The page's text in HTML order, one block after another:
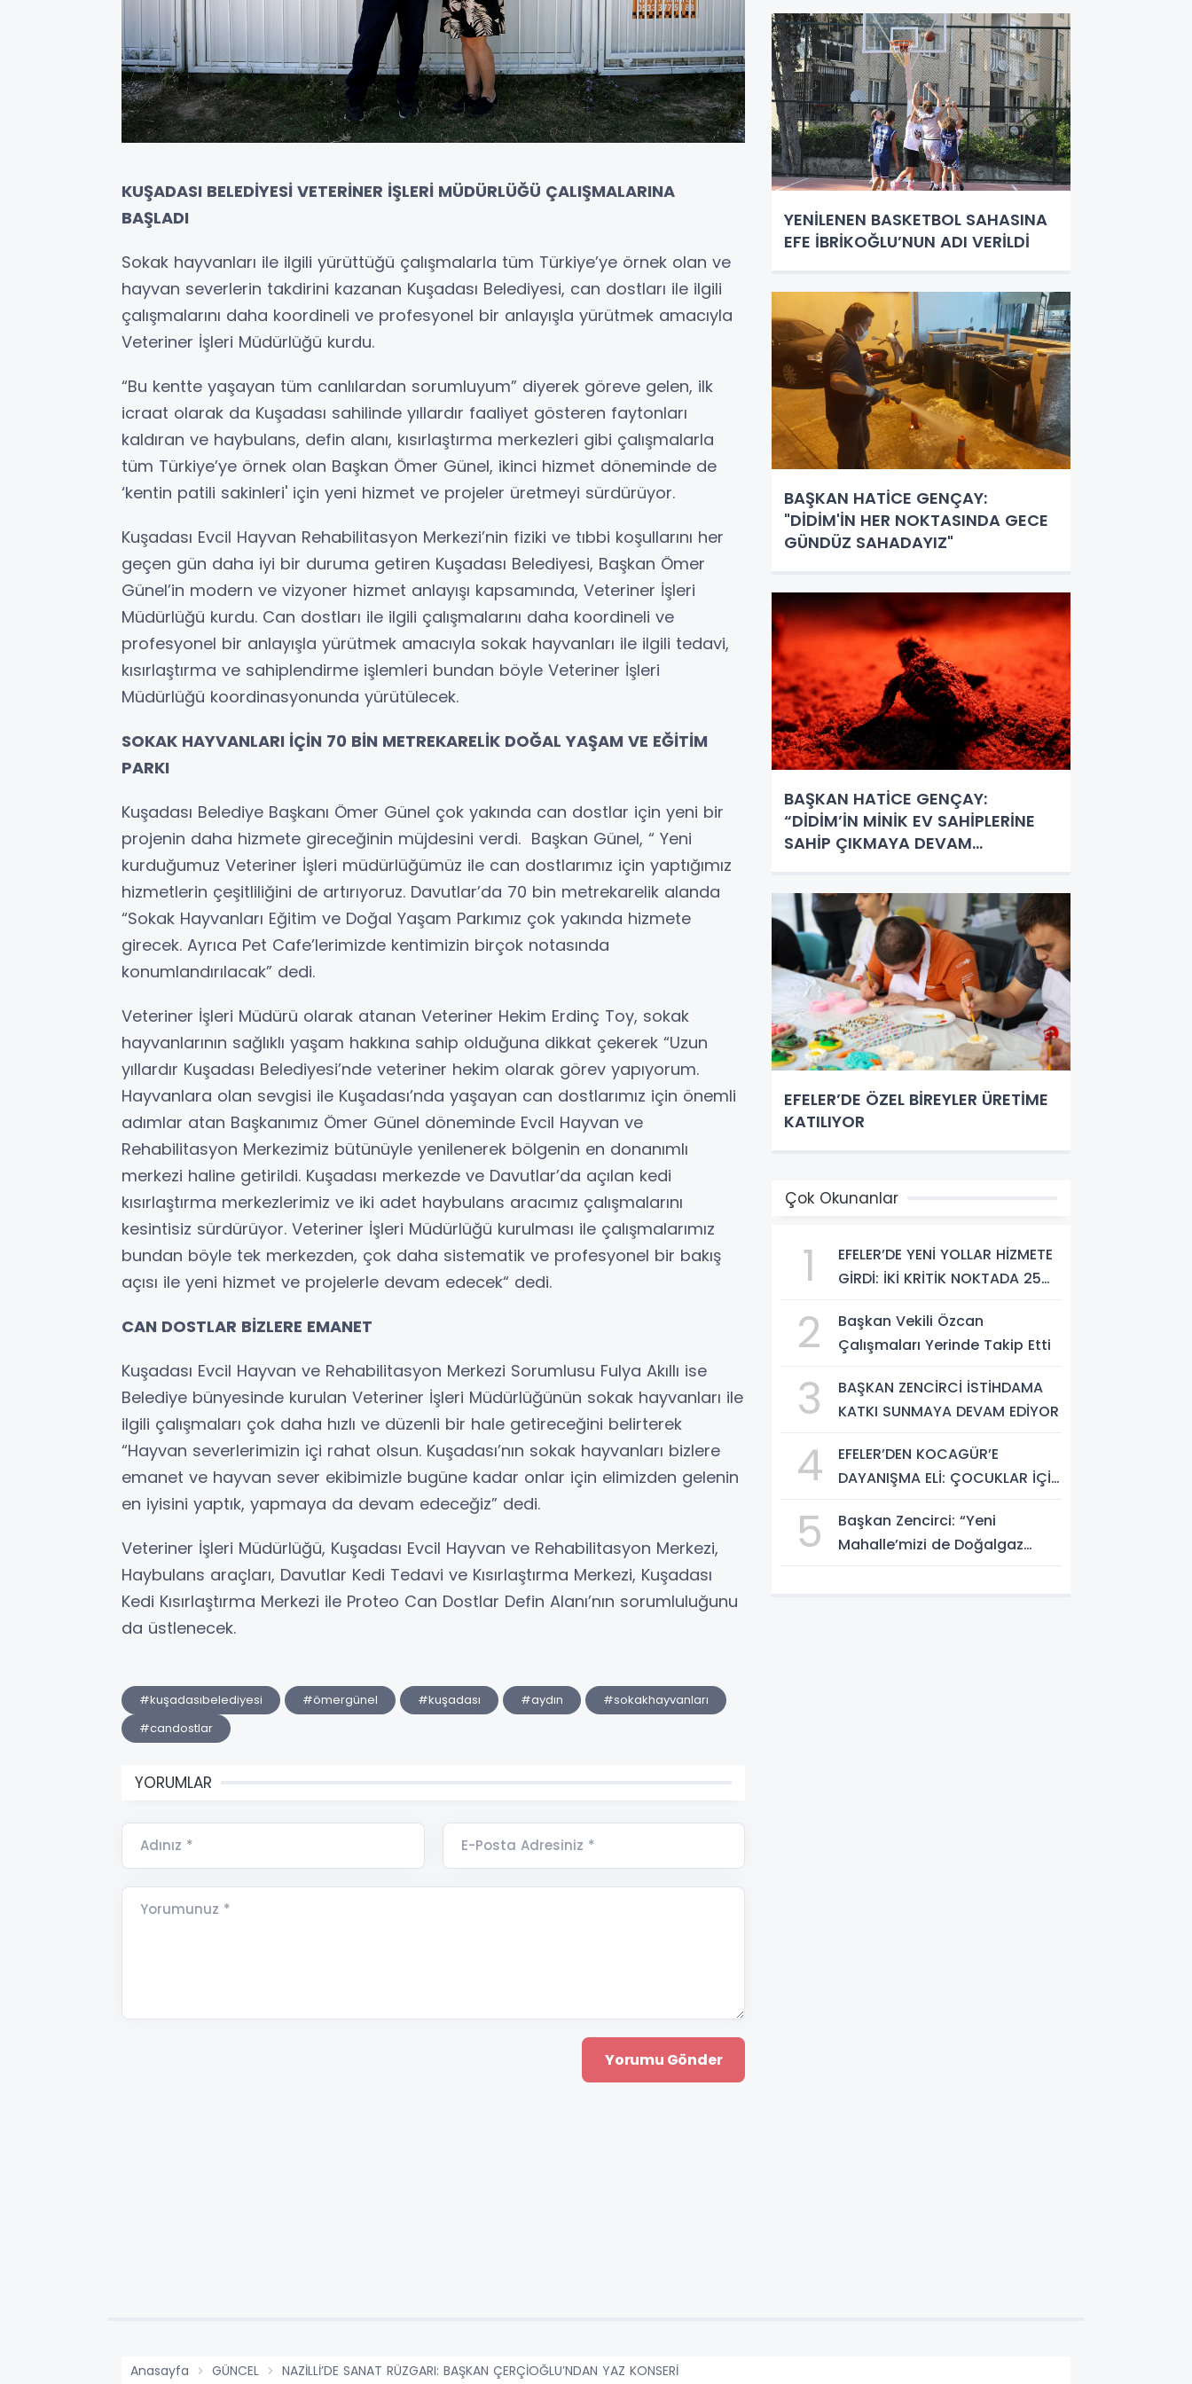
KUŞADASI BELEDİYESİ VETERİNER İŞLERİ MÜDÜRLÜĞÜ ÇALIŞMALARINA
BAŞLADI
Sokak hayvanları ile ilgili yürüttüğü çalışmalarla tüm Türkiye’ye örnek olan ve
hayvan severlerin takdirini kazanan Kuşadası Belediyesi, can dostları ile ilgili
çalışmalarını daha koordineli ve profesyonel bir anlayışla yürütmek amacıyla
Veteriner İşleri Müdürlüğü kurdu.
“Bu kentte yaşayan tüm canlılardan sorumluyum” diyerek göreve gelen, ilk
icraat olarak da Kuşadası sahilinde yıllardır faaliyet gösteren faytonları
kaldıran ve haybulans, defin alanı, kısırlaştırma merkezleri gibi çalışmalarla
tüm Türkiye’ye örnek olan Başkan Ömer Günel, ikinci hizmet döneminde de
‘kentin patili sakinleri' için yeni hizmet ve projeler üretmeyi sürdürüyor.
Kuşadası Evcil Hayvan Rehabilitasyon Merkezi’nin fiziki ve tıbbi koşullarını her
geçen gün daha iyi bir duruma getiren Kuşadası Belediyesi, Başkan Ömer
Günel’in modern ve vizyoner hizmet anlayışı kapsamında, Veteriner İşleri
Müdürlüğü kurdu. Can dostları ile ilgili çalışmalarını daha koordineli ve
profesyonel bir anlayışla yürütmek amacıyla sokak hayvanları ile ilgili tedavi,
kısırlaştırma ve sahiplendirme işlemleri bundan böyle Veteriner İşleri
Müdürlüğü koordinasyonunda yürütülecek.
SOKAK HAYVANLARI İÇİN 70 BİN METREKARELİK DOĞAL YAŞAM VE EĞİTİM
PARKI
Kuşadası Belediye Başkanı Ömer Günel çok yakında can dostlar için yeni bir
projenin daha hizmete gireceğinin müjdesini verdi. Başkan Günel, “ Yeni
kurduğumuz Veteriner İşleri müdürlüğümüz ile can dostlarımız için yaptığımız
hizmetlerin çeşitliliğini de artırıyoruz. Davutlar’da 70 bin metrekarelik alanda
“Sokak Hayvanları Eğitim ve Doğal Yaşam Parkımız çok yakında hizmete
girecek. Ayrıca Pet Cafe’lerimizde kentimizin birçok notasında
konumlandırılacak” dedi.
Veteriner İşleri Müdürü olarak atanan Veteriner Hekim Erdinç Toy, sokak
hayvanlarının sağlıklı yaşam hakkına sahip olduğuna dikkat çekerek “Uzun
yıllardır Kuşadası Belediyesi’nde veteriner hekim olarak görev yapıyorum.
Hayvanlara olan sevgisi ile Kuşadası’nda yaşayan can dostlarımız için önemli
adımlar atan Başkanımız Ömer Günel döneminde Evcil Hayvan ve
Rehabilitasyon Merkezimiz bütünüyle yenilenerek bölgenin en donanımlı
merkezi haline getirildi. Kuşadası merkezde ve Davutlar’da açılan kedi
kısırlaştırma merkezlerimiz ve iki adet haybulans aracımız çalışmalarını
kesintisiz sürdürüyor. Veteriner İşleri Müdürlüğü kurulması ile çalışmalarımız
bundan böyle tek merkezden, çok daha sistematik ve profesyonel bir bakış
açısı ile yeni hizmet ve projelerle devam edecek“ dedi.
CAN DOSTLAR BİZLERE EMANET
Kuşadası Evcil Hayvan ve Rehabilitasyon Merkezi Sorumlusu Fulya Akıllı ise
Belediye bünyesinde kurulan Veteriner İşleri Müdürlüğünün sokak hayvanları ile
ilgili çalışmaları çok daha hızlı ve düzenli bir hale getireceğini belirterek
“Hayvan severlerimizin içi rahat olsun. Kuşadası’nın sokak hayvanları bizlere
emanet ve hayvan sever ekibimizle bugüne kadar onlar için elimizden gelenin
en iyisini yaptık, yapmaya da devam edeceğiz” dedi.
Veteriner İşleri Müdürlüğü, Kuşadası Evcil Hayvan ve Rehabilitasyon Merkezi,
Haybulans araçları, Davutlar Kedi Tedavi ve Kısırlaştırma Merkezi, Kuşadası
Kedi Kısırlaştırma Merkezi ile Proteo Can Dostlar Defin Alanı’nın sorumluluğunu
da üstlenecek.
#kuşadasıbelediyesi #ömergünel #kuşadası #aydın
#sokakhayvanları
#candostlar
YORUMLAR
Adınız * E-Posta Adresiniz *
Yorumunuz *
YENİLENEN BASKETBOL SAHASINA
EFE İBRİKOĞLU’NUN ADI VERİLDİ
BAŞKAN HATİCE GENÇAY:
"DİDİM'İN HER NOKTASINDA GECE
GÜNDÜZ SAHADAYIZ"
BAŞKAN HATİCE GENÇAY:
“DİDİM’İN MİNİK EV SAHİPLERİNE
SAHİP ÇIKMAYA DEVAM
EFELER’DE ÖZEL BİREYLER ÜRETİME
KATILIYOR
Çok Okunanlar
1
EFELER’DE YENİ YOLLAR HİZMETE
GİRDİ: İKİ KRİTİK NOKTADA 25
2
Başkan Vekili Özcan
Çalışmaları Yerinde Takip Etti
3
BAŞKAN ZENCİRCİ İSTİHDAMA
KATKI SUNMAYA DEVAM EDİYOR
4
EFELER’DEN KOCAGÜR’E
DAYANIŞMA ELİ: ÇOCUKLAR İÇİN
5
Başkan Zencirci: “Yeni
Mahalle’mizi de Doğalgaz
Anasayfa GÜNCEL NAZİLLİ’DE SANAT RÜZGARI: BAŞKAN ÇERÇİOĞLU’NDAN YAZ KONSERİ